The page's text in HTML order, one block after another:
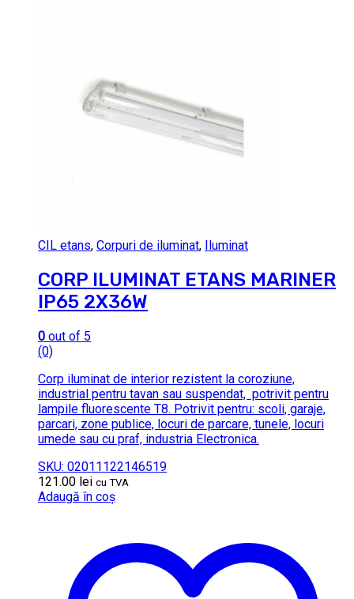
CIL etans, Corpuri de iluminat, Iluminat
CORP ILUMINAT ETANS MARINER
IP65 2X36W
0 out of 5
(0)
Corp iluminat de interior rezistent la coroziune,
industrial pentru tavan sau suspendat, potrivit pentru
lampile fluorescente T8. Potrivit pentru: scoli, garaje,
parcari, zone publice, locuri de parcare, tunele, locuri
umede sau cu praf, industria Electronica.
SKU: 02011122146519
121.00 lei cu TVA
Adaugă în coș